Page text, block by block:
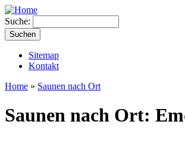
Suche:
Sitemap
Kontakt
Home » Saunen nach Ort
Saunen nach Ort: